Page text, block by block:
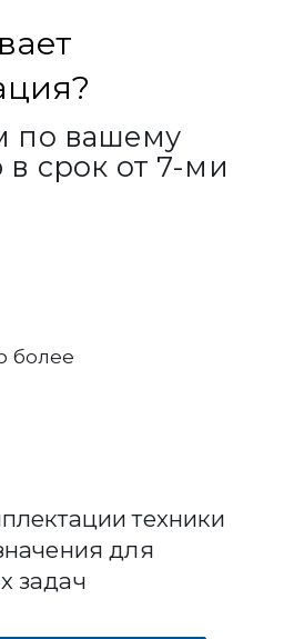
по вашему
в срок от 7-ми
более
техники
для
задач